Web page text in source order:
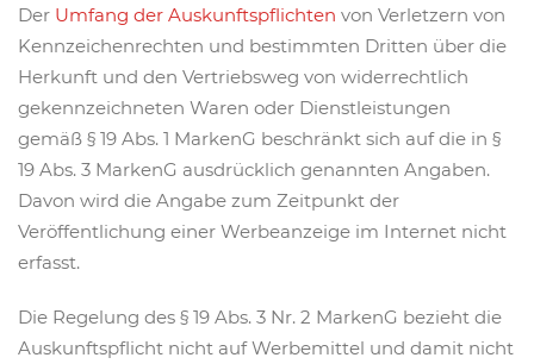
Der Umfang der Auskunftspflichten von Verletzern von
Kennzeichenrechten und bestimmten Dritten über die
Herkunft und den Vertriebsweg von widerrechtlich
gekennzeichneten Waren oder Dienstleistungen
gemäß § 19 Abs. 1 MarkenG beschränkt sich auf die in §
19 Abs. 3 MarkenG ausdrücklich genannten Angaben.
Davon wird die Angabe zum Zeitpunkt der
Veröffentlichung einer Werbeanzeige im Internet nicht
erfasst.
Die Regelung des § 19 Abs. 3 Nr. 2 MarkenG bezieht die
Auskunftspflicht nicht auf Werbemittel und damit nicht